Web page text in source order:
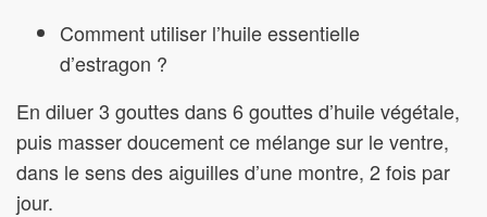
Comment utiliser l’huile essentielle
d’estragon ?
En diluer 3 gouttes dans 6 gouttes d’huile végétale,
puis masser doucement ce mélange sur le ventre,
dans le sens des aiguilles d’une montre, 2 fois par
jour.